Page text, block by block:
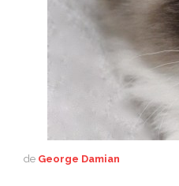
de George Damian